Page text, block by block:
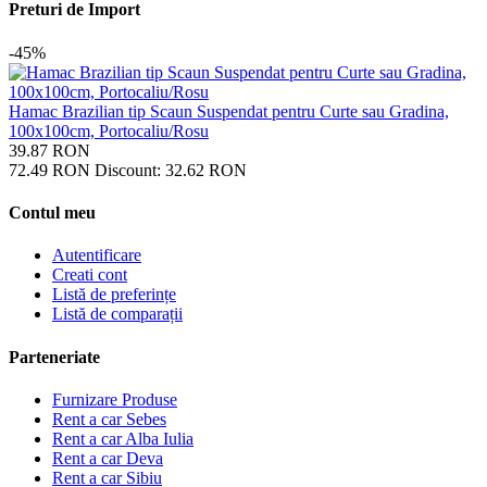
Preturi de Import
-45%
Hamac Brazilian tip Scaun Suspendat pentru Curte sau Gradina,
100x100cm, Portocaliu/Rosu
39.87 RON
72.49 RON Discount: 32.62 RON
Contul meu
Autentificare
Creati cont
Listă de preferințe
Listă de comparații
Parteneriate
Furnizare Produse
Rent a car Sebes
Rent a car Alba Iulia
Rent a car Deva
Rent a car Sibiu